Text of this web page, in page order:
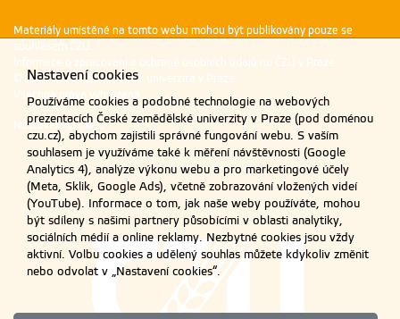
Materiály umístěné na tomto webu mohou být publikovány pouze se
souhlasem ČZU.
Informace o zpracování a ochraně osobních údajů na ČZU v Praze.
© 2026 Česká zemědělská univerzita v Praze
Všechna práva vyhrazena
Nastavení cookies
Nastavení cookies
Používáme cookies a podobné technologie na webových
prezentacích České zemědělské univerzity v Praze (pod doménou
czu.cz), abychom zajistili správné fungování webu. S vaším
souhlasem je využíváme také k měření návštěvnosti (Google
Analytics 4), analýze výkonu webu a pro marketingové účely
(Meta, Sklik, Google Ads), včetně zobrazování vložených videí
(YouTube). Informace o tom, jak naše weby používáte, mohou
být sdíleny s našimi partnery působícími v oblasti analytiky,
sociálních médií a online reklamy. Nezbytné cookies jsou vždy
aktivní. Volbu cookies a udělený souhlas můžete kdykoliv změnit
nebo odvolat v „Nastavení cookies“.